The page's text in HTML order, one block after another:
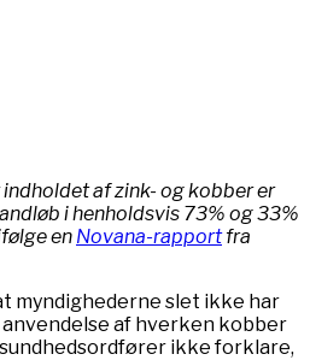
af zink- og kobber er
i henholdsvis 73% og 33%
en Novana-rapportfra
myndighederne slet ikke har
af hverken kobber
ikke forklare,